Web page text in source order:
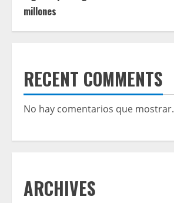
millones
RECENT COMMENTS
No hay comentarios que mostrar.
ARCHIVES